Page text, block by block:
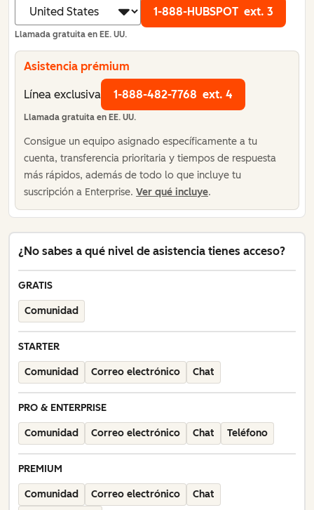
¿No sabes a qué nivel de asistencia tienes acceso?
GRATIS
Comunidad
STARTER
Comunidad Correo electrónico Chat
PRO & ENTERPRISE
Comunidad Correo electrónico Chat Teléfono
PREMIUM
Comunidad Correo electrónico
Chat
1-888-HUBSPOT ext. 3
Llamada gratuita en EE. UU.
Asistencia prémium
Línea exclusiva 1-888-482-7768 ext. 4
Llamada gratuita en EE. UU.
Consigue un equipo asignado específicamente a tu
cuenta, transferencia prioritaria y tiempos de respuesta
más rápidos, además de todo lo que incluye tu
suscripción a Enterprise. Ver qué incluye.